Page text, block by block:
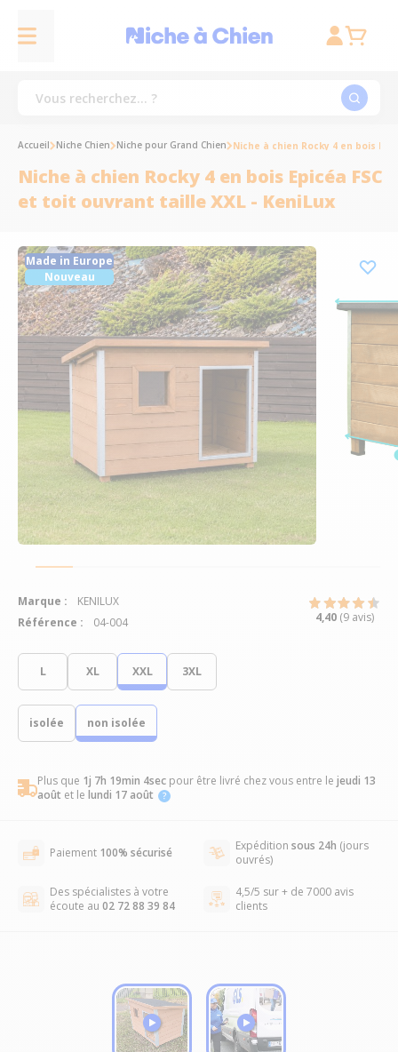
L XL XXL 3XL
isolée non isolée
Plus que 1j 7h 19min 3sec pour être livré chez vous entre le jeudi 13
août et le lundi 17 août
Paiement 100% sécurisé Expédition sous 24h (jours
ouvrés)
Des spécialistes à votre
écoute au 02 72 88 39 84
4,5/5 sur + de 7000 avis
clients
Accueil Niche Chien Niche pour Grand Chien Niche à chien Rocky 4 en bois
Niche à chien Rocky 4 en bois Epicéa FSC
et toit ouvrant taille XXL - KeniLux
Made in Europe
Nouveau
Marque :
KENILUX
Référence :
04-004 4,40 (9 avis)